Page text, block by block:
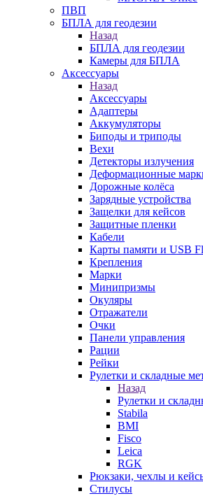
ПВП
БПЛА для геодезии
Назад
БПЛА для геодезии
Камеры для БПЛА
Аксессуары
Назад
Аксессуары
Адаптеры
Аккумуляторы
Биподы и триподы
Вехи
Детекторы излучения
Деформационные
Дорожные колёса
Зарядные устройства
Защелки для кейсов
Защитные пленки
Кабели
Карты памяти и USB
Крепления
Марки
Минипризмы
Окуляры
Отражатели
Очки
Панели управления
Рации
Рейки
Рулетки и складные
Назад
Рулетки и
Stabila
BMI
Fisco
Leica
RGK
Рюкзаки, чехлы и
Стилусы